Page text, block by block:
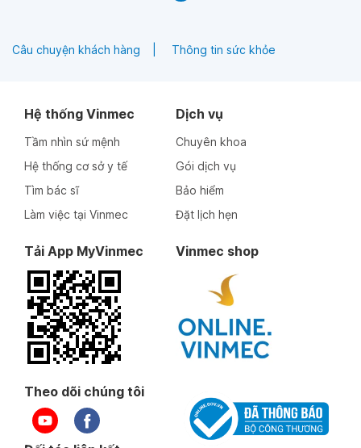
Câu chuyện khách hàng Thông tin sức khỏe
Hệ thống Vinmec
Tầm nhìn sứ mệnh
Hệ thống cơ sở y tế
Tìm bác sĩ
Làm việc tại Vinmec
Dịch vụ
Chuyên khoa
Gói dịch vụ
Bảo hiểm
Đặt lịch hẹn
Tải App MyVinmec Vinmec shop
Theo dõi chúng tôi